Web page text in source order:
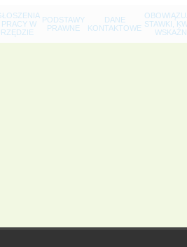
PRACY W
PODSTAWY
PRAWNE
DANE
KONTAKTOWE STAWKI,